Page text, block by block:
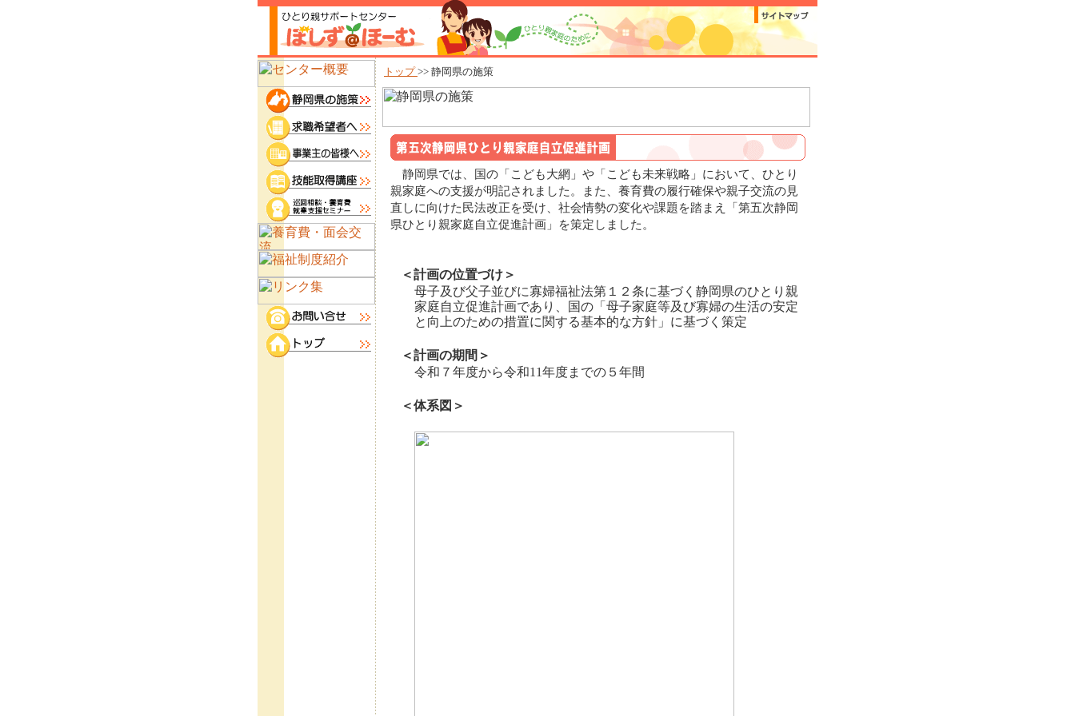
トップ>> 静岡県の施策
静岡県では、国の「こども大網」や「こども未来戦略」において、ひとり
親家庭への支援が明記されました。また、養育費の履行確保や親子交流の見
直しに向けた民法改正を受け、社会情勢の変化や課題を踏まえ「第五次静岡
県ひとり親家庭自立促進計画」を策定しました。
＜計画の位置づけ＞
母子及び父子並びに寡婦福祉法第１２条に基づく静岡県のひとり親
家庭自立促進計画であり、国の「母子家庭等及び寡婦の生活の安定
と向上のための措置に関する基本的な方針」に基づく策定
＜計画の期間＞
令和７年度から令和11年度までの５年間
＜体系図＞